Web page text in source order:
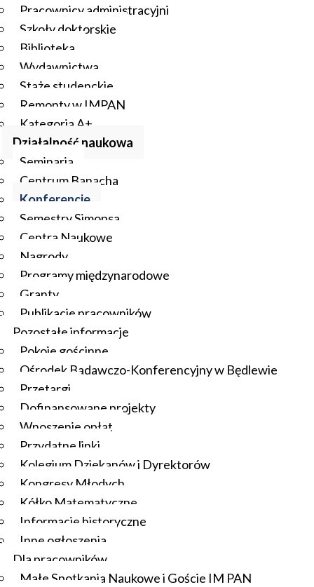
Pracownicy administracyjni
Szkoły doktorskie
Biblioteka
Wydawnictwa
Staże studenckie
Remonty w IMPAN
Kategoria A+
Działalność naukowa
Seminaria
Centrum Banacha
Konferencje
Semestry Simonsa
Centra Naukowe
Nagrody
Programy międzynarodowe
Granty
Publikacje pracowników
Pozostałe informacje
Pokoje gościnne
Ośrodek Badawczo-Konferencyjny w Będlewie
Przetargi
Dofinansowane projekty
Wnoszenie opłat
Przydatne linki
Kolegium Dziekanów i Dyrektorów
Kongresy Młodych
Kółko Matematyczne
Informacje historyczne
Inne ogłoszenia
Dla pracowników
Małe Spotkania Naukowe i Goście IM PAN